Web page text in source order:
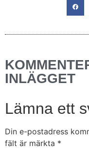
INLÄGGET
Lämna ett
Din e-postadress
fält är märkta *